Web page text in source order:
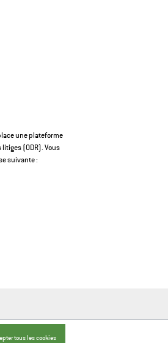
une plateforme
(ODR). Vous
suivante :
tous les cookies